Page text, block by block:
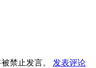
禁止发言。
发表评论